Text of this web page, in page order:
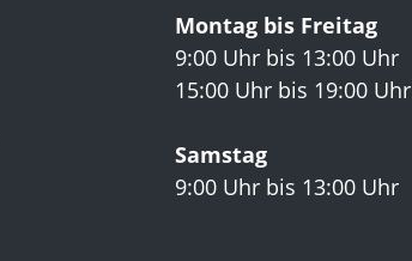
Montag bis Freitag
9:00 Uhr bis 13:00 Uhr
15:00 Uhr bis 19:00 Uhr
Samstag
9:00 Uhr bis 13:00 Uhr